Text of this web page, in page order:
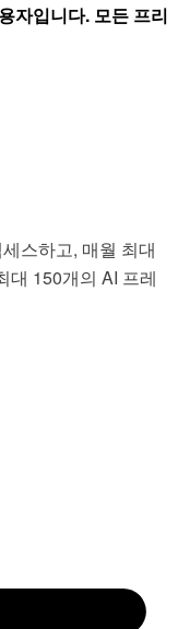
자입니다. 모든 프리
스하고, 매월 최대
대 150개의 AI 프레